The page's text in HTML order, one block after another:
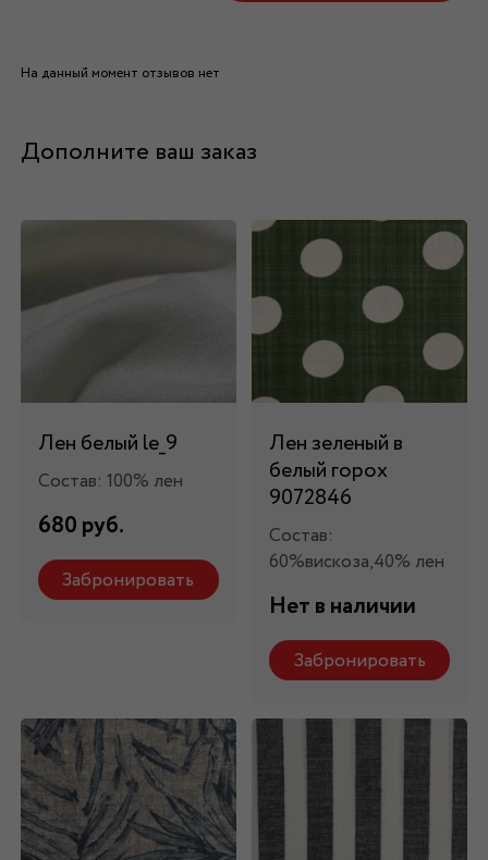
На данный момент отзывов нет
Дополните ваш заказ
Лен белый le_9
Состав: 100% лен
680 руб.
Забронировать
Лен зеленый в
белый горох
9072846
Состав:
60%вискоза,40% лен
Нет в наличии
Забронировать